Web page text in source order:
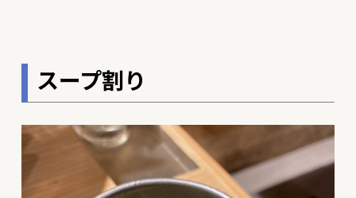
スープ割り